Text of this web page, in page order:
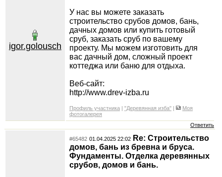
igor.golousch
У нас вы можете заказать
строительство срубов домов, бань,
дачных домов или купить готовый
сруб, заказать сруб по вашему
проекту. Мы можем изготовить для
вас дачный дом, сложный проект
коттеджа или баню для отдыха.
Веб-сайт:
http://www.drev-izba.ru
Профиль участника| "Деревянная изба"|
Моя
фотогалерея
Ответить
#65482 01.04.2025 22:02Re: Строительство
домов, бань из бревна и бруса.
Фундаменты. Отделка деревянных
срубов, домов и бань.